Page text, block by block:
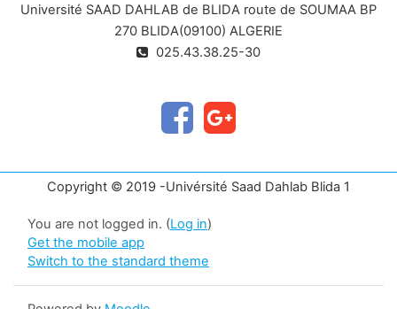
Université SAAD DAHLAB de BLIDA route de SOUMAA BP
270 BLIDA(09100) ALGERIE
025.43.38.25-30
Copyright © 2019 -Univérsité Saad Dahlab Blida 1
You are not logged in. (Log in)
Get the mobile app
Switch to the standard theme